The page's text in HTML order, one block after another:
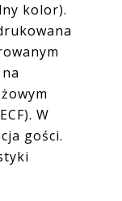
kolor).
. W
gości.